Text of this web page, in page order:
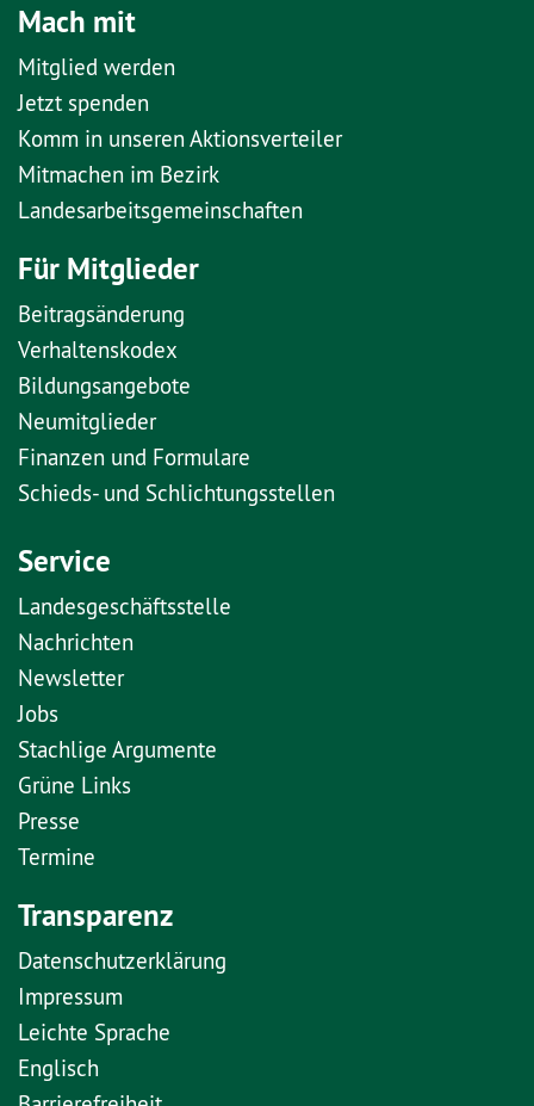
Mach mit
Mitglied werden
Jetzt spenden
Komm in unseren Aktionsverteiler
Mitmachen im Bezirk
Landesarbeitsgemeinschaften
Für Mitglieder
Beitragsänderung
Verhaltenskodex
Bildungsangebote
Neumitglieder
Finanzen und Formulare
Schieds- und Schlichtungsstellen
Service
Landesgeschäftsstelle
Nachrichten
Newsletter
Jobs
Stachlige Argumente
Grüne Links
Presse
Termine
Transparenz
Datenschutzerklärung
Impressum
Leichte Sprache
Englisch